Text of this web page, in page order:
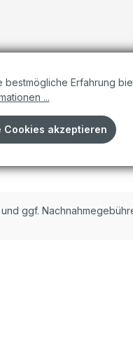
und ggf.
Erfahrung
...
Cookies akzeptieren